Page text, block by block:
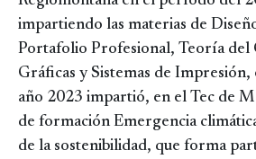
impartiendo las materias de
Portafolio Profesional, Teoría del
Gráficas y Sistemas de
año 2023 impartió, en el Tec de
de formación Emergencia
de la sostenibilidad, que forma